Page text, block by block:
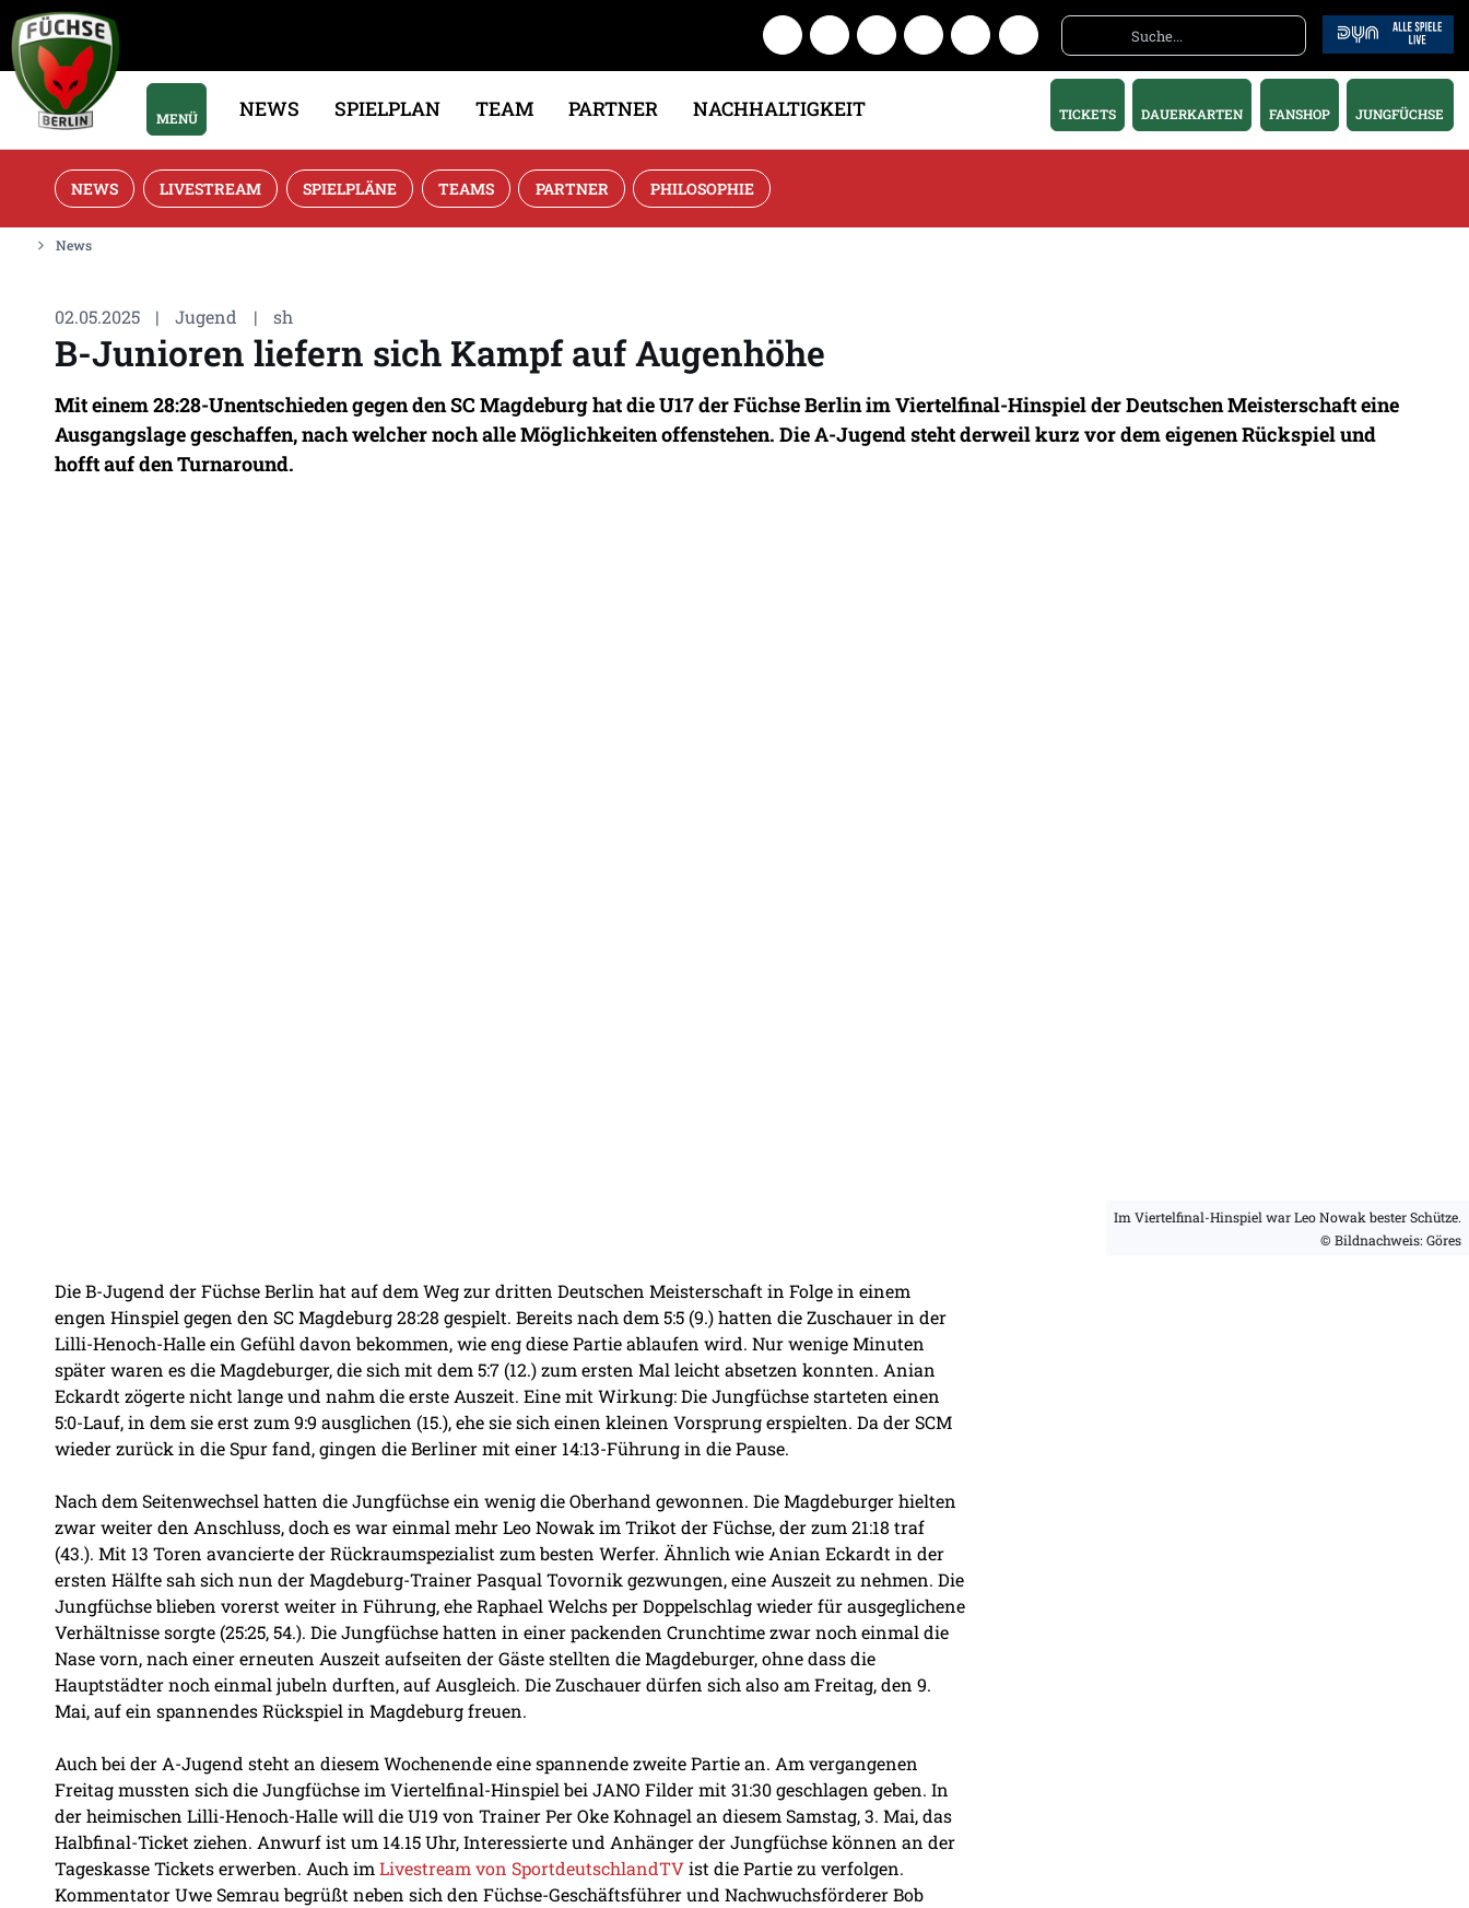
MENÜ NEWS SPIELPLAN TEAM PARTNER NACHHALTIGKEIT TICKETS DAUERKARTEN FANSHOP JUNGFÜCHSE
NEWS LIVESTREAM SPIELPLÄNE TEAMS PARTNER PHILOSOPHIE
News
02.05.2025 | Jugend | sh
B-Junioren liefern sich Kampf auf Augenhöhe
Mit einem 28:28-Unentschieden gegen den SC Magdeburg hat die U17 der Füchse Berlin im Viertelfinal-Hinspiel der Deutschen Meisterschaft eine
Ausgangslage geschaffen, nach welcher noch alle Möglichkeiten offenstehen. Die A-Jugend steht derweil kurz vor dem eigenen Rückspiel und
hofft auf den Turnaround.
Im Viertelfinal-Hinspiel war Leo Nowak bester Schütze.
© Bildnachweis: Göres
Die B-Jugend der Füchse Berlin hat auf dem Weg zur dritten Deutschen Meisterschaft in Folge in einem
engen Hinspiel gegen den SC Magdeburg 28:28 gespielt. Bereits nach dem 5:5 (9.) hatten die Zuschauer in der
Lilli-Henoch-Halle ein Gefühl davon bekommen, wie eng diese Partie ablaufen wird. Nur wenige Minuten
später waren es die Magdeburger, die sich mit dem 5:7 (12.) zum ersten Mal leicht absetzen konnten. Anian
Eckardt zögerte nicht lange und nahm die erste Auszeit. Eine mit Wirkung: Die Jungfüchse starteten einen
5:0-Lauf, in dem sie erst zum 9:9 ausglichen (15.), ehe sie sich einen kleinen Vorsprung erspielten. Da der SCM
wieder zurück in die Spur fand, gingen die Berliner mit einer 14:13-Führung in die Pause.
Nach dem Seitenwechsel hatten die Jungfüchse ein wenig die Oberhand gewonnen. Die Magdeburger hielten
zwar weiter den Anschluss, doch es war einmal mehr Leo Nowak im Trikot der Füchse, der zum 21:18 traf
(43.). Mit 13 Toren avancierte der Rückraumspezialist zum besten Werfer. Ähnlich wie Anian Eckardt in der
ersten Hälfte sah sich nun der Magdeburg-Trainer Pasqual Tovornik gezwungen, eine Auszeit zu nehmen. Die
Jungfüchse blieben vorerst weiter in Führung, ehe Raphael Welchs per Doppelschlag wieder für ausgeglichene
Verhältnisse sorgte (25:25, 54.). Die Jungfüchse hatten in einer packenden Crunchtime zwar noch einmal die
Nase vorn, nach einer erneuten Auszeit aufseiten der Gäste stellten die Magdeburger, ohne dass die
Hauptstädter noch einmal jubeln durften, auf Ausgleich. Die Zuschauer dürfen sich also am Freitag, den 9.
Mai, auf ein spannendes Rückspiel in Magdeburg freuen.
Auch bei der A-Jugend steht an diesem Wochenende eine spannende zweite Partie an. Am vergangenen
Freitag mussten sich die Jungfüchse im Viertelfinal-Hinspiel bei JANO Filder mit 31:30 geschlagen geben. In
der heimischen Lilli-Henoch-Halle will die U19 von Trainer Per Oke Kohnagel an diesem Samstag, 3. Mai, das
Halbfinal-Ticket ziehen. Anwurf ist um 14.15 Uhr, Interessierte und Anhänger der Jungfüchse können an der
Tageskasse Tickets erwerben. Auch imLivestream von SportdeutschlandTVist die Partie zu verfolgen.
Kommentator Uwe Semrau begrüßt neben sich den Füchse-Geschäftsführer und Nachwuchsförderer Bob